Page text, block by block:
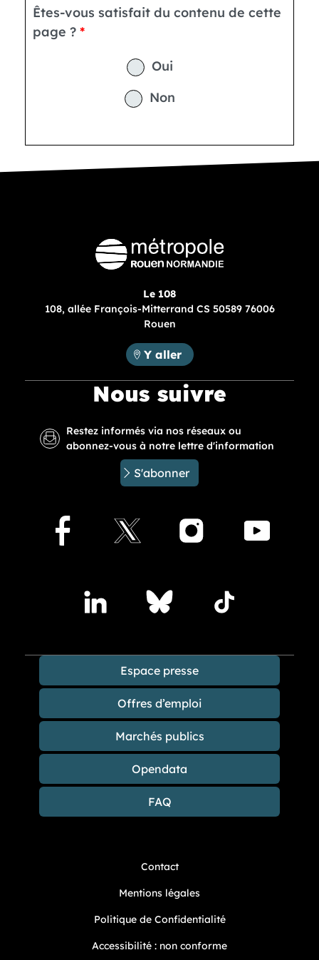
Êtes-vous satisfait du contenu de cette
page ?
Oui
Non
Le 108
108, allée François-Mitterrand CS 50589 76006
Rouen
Métropole Rouen Normandie :
Y aller
Nous suivre
Restez informés via nos réseaux ou
abonnez-vous à notre lettre d'information
S'abonner
Facebook
X Instagram
LindedinBlueskyTikTok
Espace presse
Offres d’emploi
Marchés publics
Opendata
FAQ
Contact
Mentions légales
Politique de Confidentialité
Accessibilité : non conforme